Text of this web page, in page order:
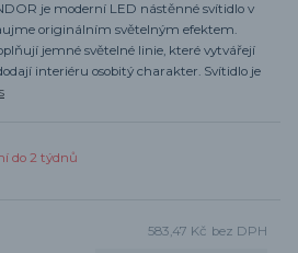
je moderní LED nástěnné svítidlo v
originálním světelným efektem.
jemné světelné linie, které vytvářejí
interiéru osobitý charakter. Svítidlo je
do 2 týdnů
583,47 Kč bez DPH